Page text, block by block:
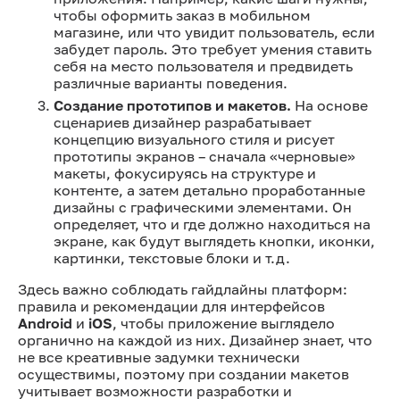
чтобы оформить заказ в мобильном
магазине, или что увидит пользователь, если
забудет пароль. Это требует умения ставить
себя на место пользователя и предвидеть
различные варианты поведения.
Создание прототипов и макетов. На основе
сценариев дизайнер разрабатывает
концепцию визуального стиля и рисует
прототипы экранов – сначала «черновые»
макеты, фокусируясь на структуре и
контенте, а затем детально проработанные
дизайны с графическими элементами. Он
определяет, что и где должно находиться на
экране, как будут выглядеть кнопки, иконки,
картинки, текстовые блоки и т.д.
Здесь важно соблюдать гайдлайны платформ:
правила и рекомендации для интерфейсов
Android и iOS, чтобы приложение выглядело
органично на каждой из них. Дизайнер знает, что
не все креативные задумки технически
осуществимы, поэтому при создании макетов
учитывает возможности разработки и